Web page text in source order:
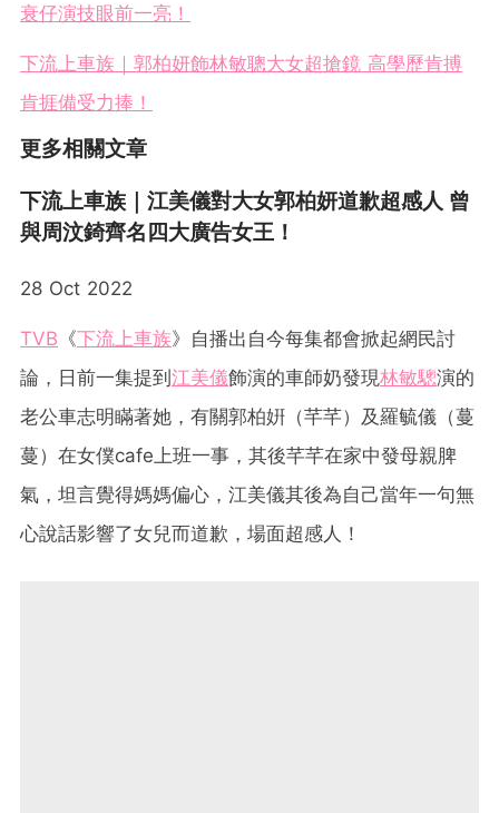
衰仔演技眼前一亮！
下流上車族｜郭柏妍飾林敏聰大女超搶鏡 高學歷肯搏
肯捱備受力捧！
更多相關文章
下流上車族｜江美儀對大女郭柏妍道歉超感人 曾
與周汶錡齊名四大廣告女王！
28 Oct 2022
TVB 《下流上車族》自播出自今每集都會掀起網民討
論，日前一集提到江美儀飾演的車師奶發現林敏驄演的
老公車志明瞞著她，有關郭柏姸（芊芊）及羅毓儀（蔓
蔓）在女僕cafe上班一事，其後芊芊在家中發母親脾
氣，坦言覺得媽媽偏心，江美儀其後為自己當年一句無
心說話影響了女兒而道歉，場面超感人！